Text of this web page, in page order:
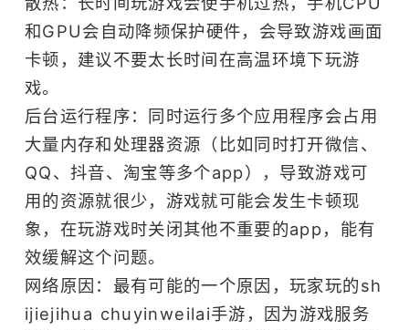
和GPU会自动降频保护硬件，会导致游戏画面
卡顿，建议不要太长时间在高温环境下玩游
戏。
后台运行程序：同时运行多个应用程序会占用
大量内存和处理器资源（比如同时打开微信、
QQ、抖音、淘宝等多个app），导致游戏可
用的资源就很少，游戏就可能会发生卡顿现
象，在玩游戏时关闭其他不重要的app，能有
效缓解这个问题。
网络原因：最有可能的一个原因，玩家玩的sh
ijiejihua chuyinweilai手游，因为游戏服务